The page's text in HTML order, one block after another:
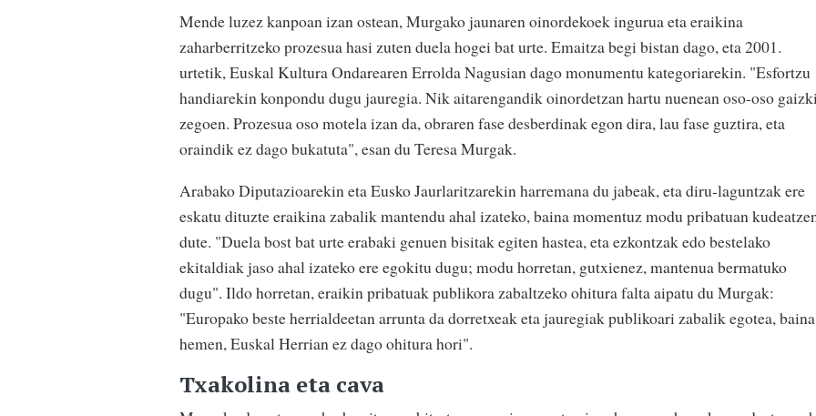
Mende luzez kanpoan izan ostean, Murgako jaunaren oinordekoek ingurua eta eraikina
zaharberritzeko prozesua hasi zuten duela hogei bat urte. Emaitza begi bistan dago, eta 2001.
urtetik, Euskal Kultura Ondarearen Errolda Nagusian dago monumentu kategoriarekin. "Esfortzu
handiarekin konpondu dugu jauregia. Nik aitarengandik oinordetzan hartu nuenean oso-oso
zegoen. Prozesua oso motela izan da, obraren fase desberdinak egon dira, lau fase guztira, eta
oraindik ez dago bukatuta", esan du Teresa Murgak.
Arabako Diputazioarekin eta Eusko Jaurlaritzarekin harremana du jabeak, eta diru-laguntzak ere
eskatu dituzte eraikina zabalik mantendu ahal izateko, baina momentuz modu pribatuan
dute. "Duela bost bat urte erabaki genuen bisitak egiten hastea, eta ezkontzak edo bestelako
ekitaldiak jaso ahal izateko ere egokitu dugu; modu horretan, gutxienez, mantenua bermatuko
dugu". Ildo horretan, eraikin pribatuak publikora zabaltzeko ohitura falta aipatu du Murgak:
"Europako beste herrialdeetan arrunta da dorretxeak eta jauregiak publikoari zabalik egotea,
hemen, Euskal Herrian ez dago ohitura hori".
Txakolina eta cava